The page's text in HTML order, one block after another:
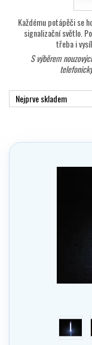
Každému potápěči se
signalizační světlo.
třeba i
S výběrem
Nejprve skladem
bílá